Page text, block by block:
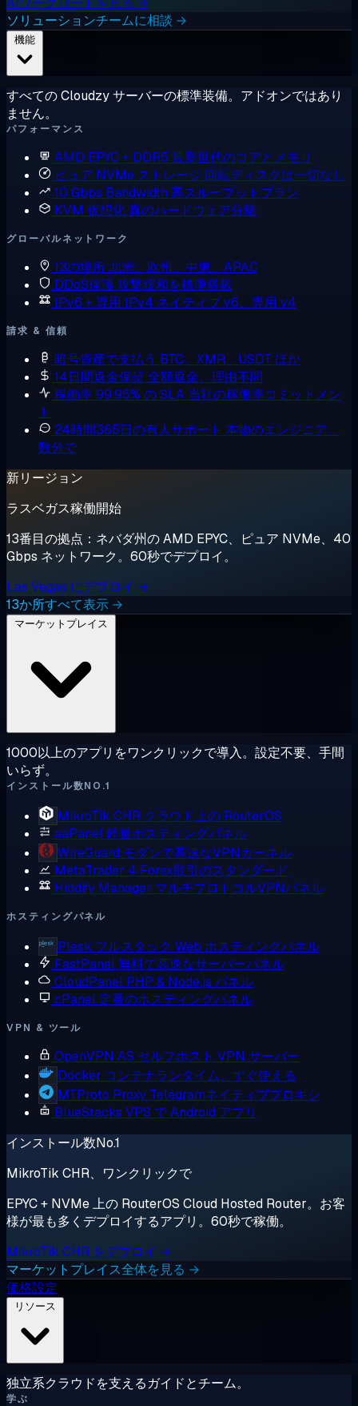
ソリューションチームに相談 →
すべての Cloudzy サーバーの標準装備。アドオンではあり
ません。
パフォーマンス
AMD EPYC + DDR5 最新世代のコアとメモリ
ピュア NVMe ストレージ 回転ディスクは一切なし
10 Gbps Bandwidth 高スループットプラン
KVM 仮想化真のハードウェア分離
グローバルネットワーク
13の場所北米、欧州、中東、APAC
DDoS保護攻撃緩和を標準搭載
IPv6 + 専用 IPv4 ネイティブ v6、専用 v4
請求 & 信頼
暗号資産で支払う BTC、XMR、USDT ほか
14日間返金保証 全額返金、理由不問
稼働率 99.95% の SLA 当社の稼働率コミットメン
ト
24時間365日の有人サポート 本物のエンジニア、
数分で
新リージョン
ラスベガス稼働開始
13番目の拠点：ネバダ州の AMD EPYC、ピュア NVMe、40
Gbps ネットワーク。60秒でデプロイ。
Las Vegas にデプロイ →
13か所すべて表示 →
1000以上のアプリをワンクリックで導入。設定不要、手間
いらず。
インストール数NO.1
MikroTik CHR クラウド上の RouterOS
aaPanel軽量ホスティングパネル
WireGuard モダンで高速なVPNカーネル
MetaTrader 4 Forex取引のスタンダード
Hiddify Manager マルチプロトコルVPNパネル
ホスティングパネル
Plesk フルスタック Web ホスティングパネル
FastPanel無料で高速なサーバーパネル
CloudPanel PHP & Node.js パネル
cPanel 定番のホスティングパネル
VPN & ツール
OpenVPN AS セルフホスト VPN サーバー
Docker コンテナランタイム、すぐ使える
MTProto Proxy Telegramネイティブプロキシ
BlueStacks VPS で Android アプリ
インストール数No.1
MikroTik CHR、ワンクリックで
EPYC + NVMe 上の RouterOS Cloud Hosted Router。お客
様が最も多くデプロイするアプリ。60秒で稼働。
MikroTik CHR をデプロイ →
マーケットプレイス全体を見る →
価格設定
独立系クラウドを支えるガイドとチーム。
学ぶ